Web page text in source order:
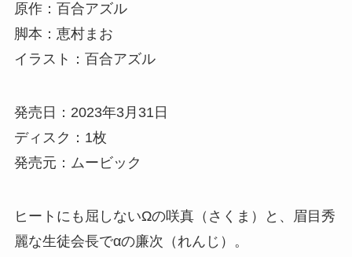
原作：百合アズル
脚本：恵村まお
イラスト：百合アズル
発売日：2023年3月31日
ディスク：1枚
発売元：ムービック
ヒートにも屈しないΩの咲真（さくま）と、眉目秀
麗な生徒会長でαの廉次（れんじ）。